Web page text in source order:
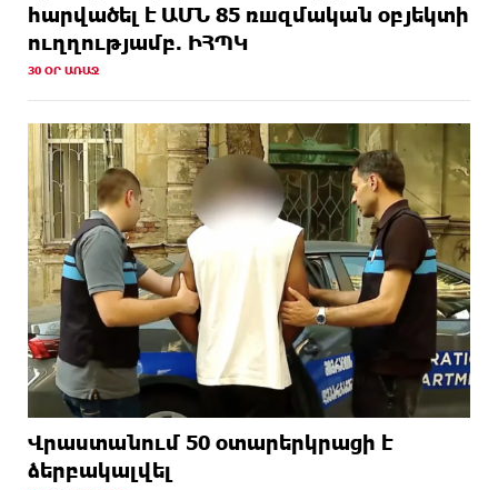
hարվածել է ԱՄՆ 85 ռшզմական օբյեկտի
ուղղությամբ. ԻՀՊԿ
30 ՕՐ ԱՌԱՋ
Վրաստանում 50 օտարերկրացի է
ձերբակալվել